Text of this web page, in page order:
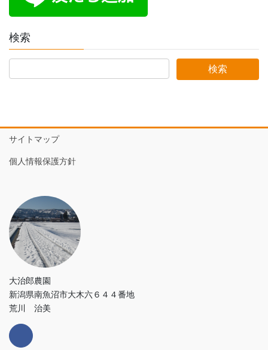
検索
サイトマップ
個人情報保護方針
大治郎農園
新潟県南魚沼市大木六６４４番地
荒川 治美